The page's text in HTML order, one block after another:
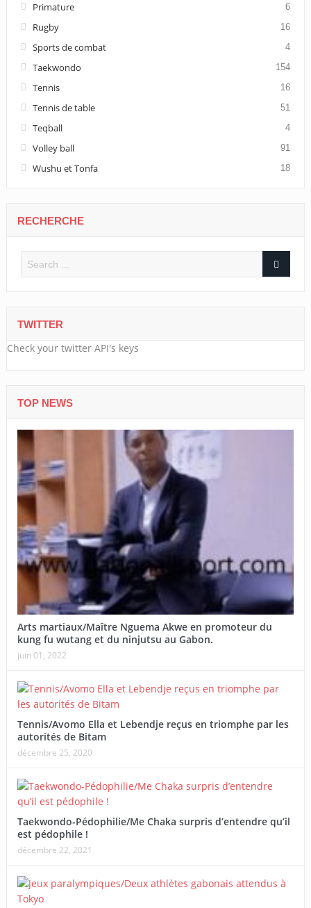
Primature 6
Rugby 16
Sports de combat 4
Taekwondo 154
Tennis 16
Tennis de table 51
Teqball 4
Volley ball 91
Wushu et Tonfa 18
RECHERCHE
TWITTER
Check your twitter API's keys
TOP NEWS
Arts martiaux/Maître Nguema Akwe en promoteur du
kung fu wutang et du ninjutsu au Gabon.
juin 01, 2022
Tennis/Avomo Ella et Lebendje reçus en triomphe par les
autorités de Bitam
décembre 25, 2020
Taekwondo-Pédophilie/Me Chaka surpris d’entendre qu’il
est pédophile !
décembre 22, 2021